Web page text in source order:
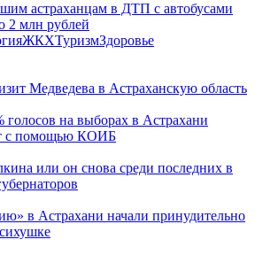
астраханцам в ДТП с автобусами
2 млн рублей
ЖКХТуризмЗдоровье
Медведева в Астраханскую область
голосов на выборах в Астрахани
с помощью КОИБ
или он снова среди последних в
в Астрахани начали принудительно